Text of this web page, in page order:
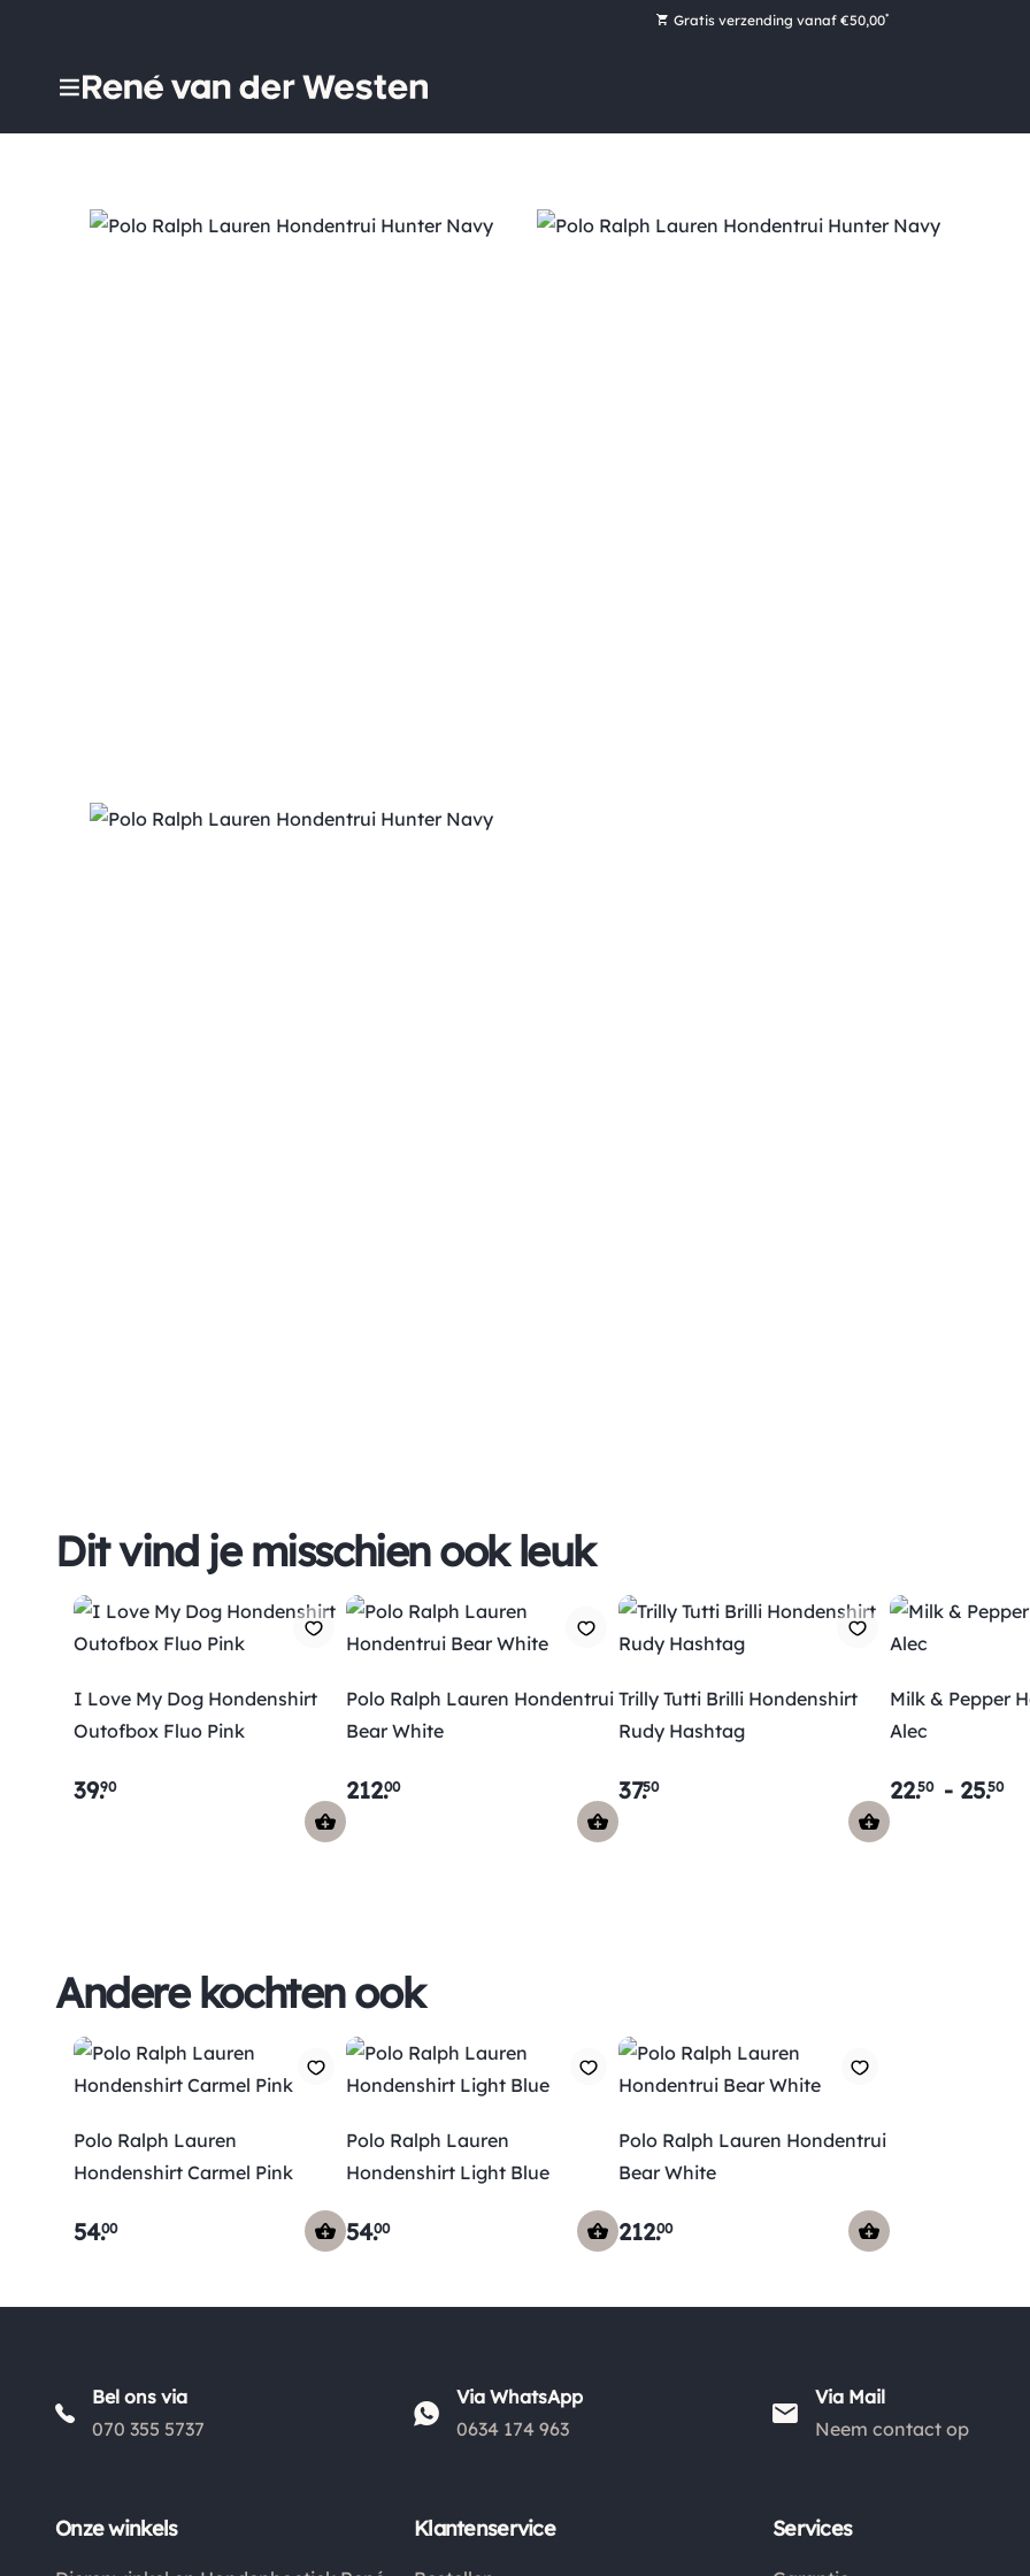
Gratis verzending vanaf €50,00*
Dit vind je misschien ook leuk
I Love My Dog Hondenshirt
Outofbox Fluo Pink
39.90
Polo Ralph Lauren Hondentrui
Bear White
212.00
Trilly Tutti Brilli Hondenshirt
Rudy Hashtag
37.50
Milk & Pepper
Alec
22.50 - 25.50
Andere kochten ook
Polo Ralph Lauren
Hondenshirt Carmel Pink
54.00
Polo Ralph Lauren
Hondenshirt Light Blue
54.00
Polo Ralph Lauren Hondentrui
Bear White
212.00
Bel ons via
070 355 5737
Via WhatsApp
0634 174 963
Via Mail
Neem contact op
Onze winkels Klantenservice Services